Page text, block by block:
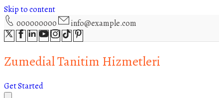
Skip to content
000000000
info@example.com
Zumedial Tanitim Hizmetleri
Get Started